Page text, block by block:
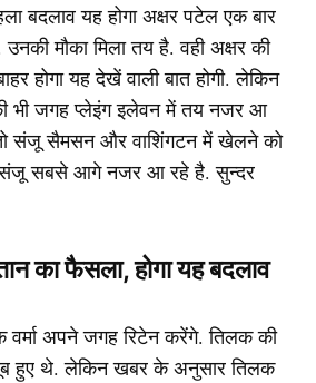
बदलाव यह होगा अक्षर पटेल एक बार
मौका मिला तय है. वही अक्षर की
होगा यह देखें वाली बात होगी. लेकिन
भी जगह प्लेइंग इलेवन में तय नजर आ
तो संजू सैमसन और वाशिंगटन में खेलने को
सबसे आगे नजर आ रहे है. सुन्दर
का फैसला, होगा यह बदलाव
वर्मा अपने जगह रिटेन करेंगे. तिलक की
हुए थे. लेकिन खबर के अनुसार तिलक